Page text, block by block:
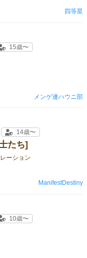
四等星
15歳〜
メンゲ連ハウニ部
たち]
ーション
14歳〜
ManifestDestiny
10歳〜